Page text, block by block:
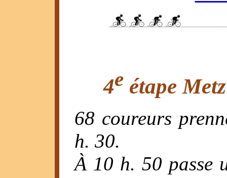
4eétape
68 coureurs
h. 30.
À 10 h. 50 passe